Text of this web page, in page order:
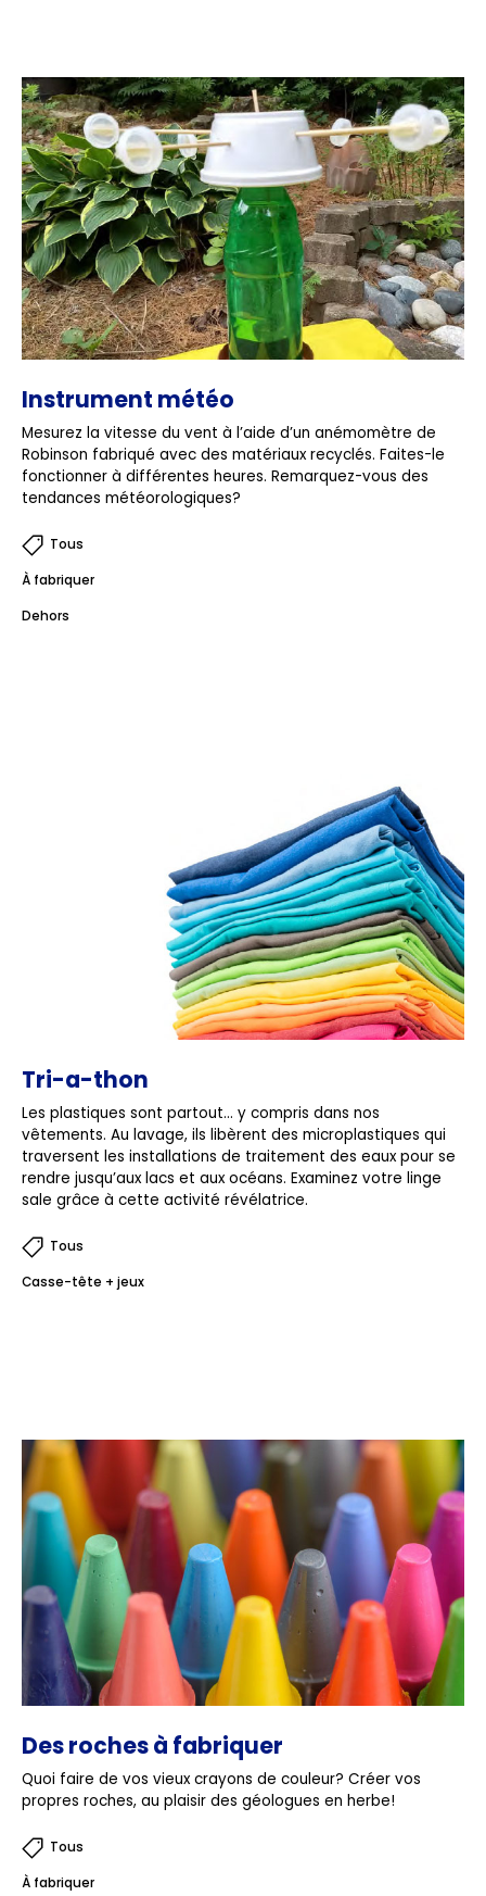
Instrument météo
Mesurez la vitesse du vent à l’aide d’un anémomètre de
Robinson fabriqué avec des matériaux recyclés. Faites-le
fonctionner à différentes heures. Remarquez-vous des
tendances météorologiques?
Tous
À fabriquer
Dehors
Tri-a-thon
Les plastiques sont partout… y compris dans nos
vêtements. Au lavage, ils libèrent des microplastiques qui
traversent les installations de traitement des eaux pour se
rendre jusqu’aux lacs et aux océans. Examinez votre linge
sale grâce à cette activité révélatrice.
Tous
Casse-tête + jeux
Des roches à fabriquer
Quoi faire de vos vieux crayons de couleur? Créer vos
propres roches, au plaisir des géologues en herbe!
Tous
À fabriquer